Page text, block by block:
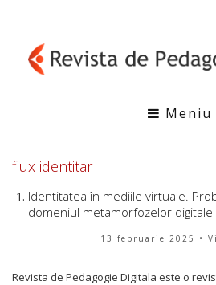
Meniu
flux identitar
Identitatea în mediile virtuale.
domeniul metamorfozelor digitale
13 februarie 2025 •
Revista de Pedagogie Digitala este o